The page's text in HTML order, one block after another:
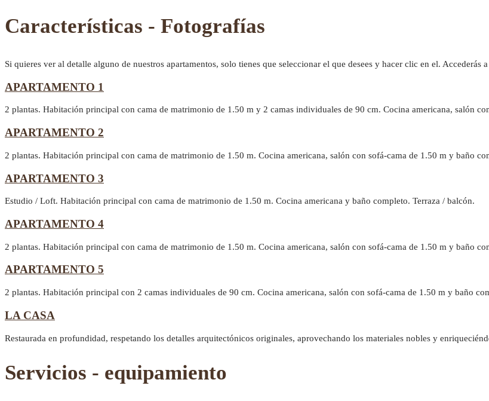
Características - Fotografías
Si quieres ver al detalle alguno de nuestros apartamentos, solo tienes que seleccionar el que desees y hacer clic en el. Accederás
APARTAMENTO 1
2 plantas. Habitación principal con cama de matrimonio de 1.50 m y 2 camas individuales de 90 cm. Cocina americana, salón
APARTAMENTO 2
2 plantas. Habitación principal con cama de matrimonio de 1.50 m. Cocina americana, salón con sofá-cama de 1.50 m y baño
APARTAMENTO 3
Estudio / Loft. Habitación principal con cama de matrimonio de 1.50 m. Cocina americana y baño completo. Terraza / balcón.
APARTAMENTO 4
2 plantas. Habitación principal con cama de matrimonio de 1.50 m. Cocina americana, salón con sofá-cama de 1.50 m y baño
APARTAMENTO 5
2 plantas. Habitación principal con 2 camas individuales de 90 cm. Cocina americana, salón con sofá-cama de 1.50 m y baño
LA CASA
Restaurada en profundidad, respetando los detalles arquitectónicos originales, aprovechando los materiales nobles y
Servicios - equipamiento